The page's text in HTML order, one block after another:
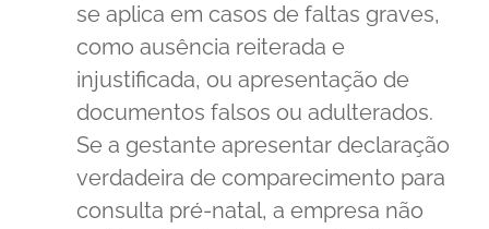
se aplica em casos de faltas graves,
como ausência reiterada e
injustificada, ou apresentação de
documentos falsos ou adulterados.
Se a gestante apresentar declaração
verdadeira de comparecimento para
consulta pré-natal, a empresa não